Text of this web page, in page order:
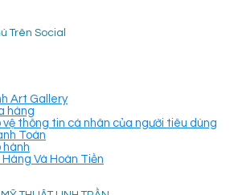
Trên Social
Art Gallery
hàng
vệ thông tin cá nhân của người tiêu dùng
Toán
hành
Và Hoàn Tiền